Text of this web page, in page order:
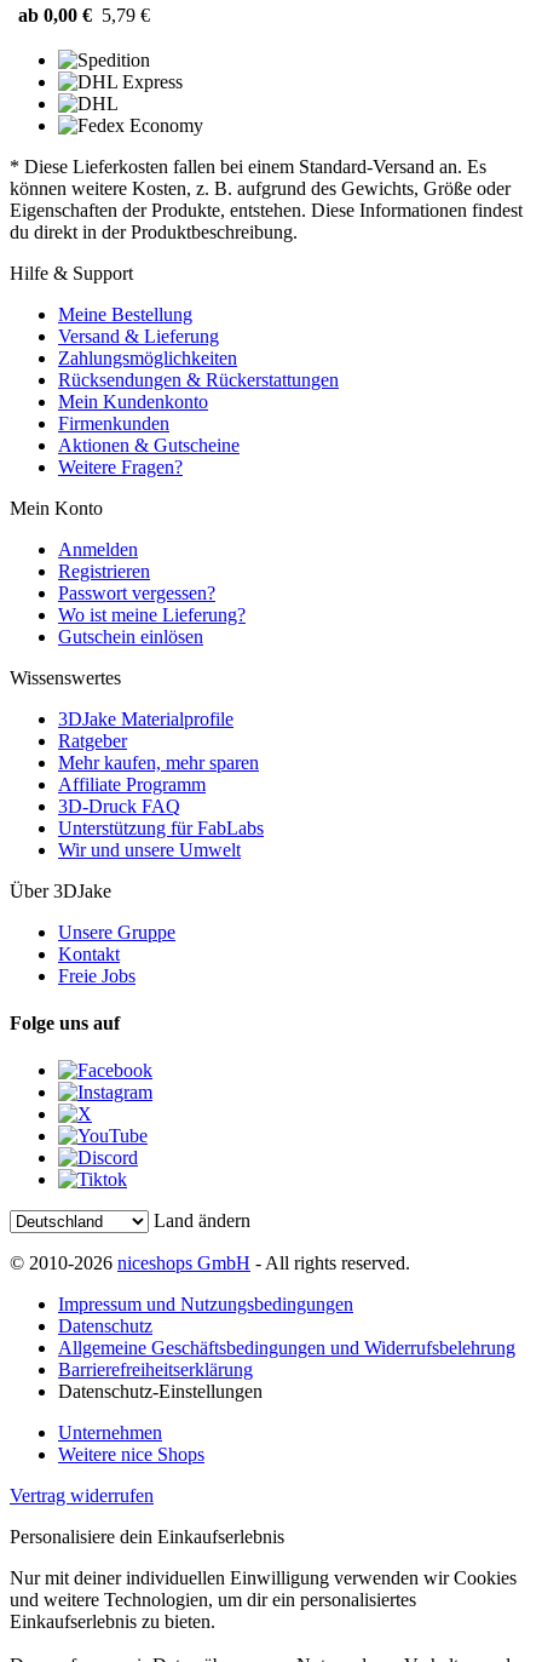
ab 0,00 € 5,79 €
* Diese Lieferkosten fallen bei einem Standard-Versand an. Es
können weitere Kosten, z. B. aufgrund des Gewichts, Größe oder
Eigenschaften der Produkte, entstehen. Diese Informationen findest
du direkt in der Produktbeschreibung.
Hilfe & Support
Meine Bestellung
Versand & Lieferung
Zahlungsmöglichkeiten
Rücksendungen & Rückerstattungen
Mein Kundenkonto
Firmenkunden
Aktionen & Gutscheine
Weitere Fragen?
Mein Konto
Anmelden
Registrieren
Passwort vergessen?
Wo ist meine Lieferung?
Gutschein einlösen
Wissenswertes
3DJake Materialprofile
Ratgeber
Mehr kaufen, mehr sparen
Affiliate Programm
3D-Druck FAQ
Unterstützung für FabLabs
Wir und unsere Umwelt
Über 3DJake
Unsere Gruppe
Kontakt
Freie Jobs
Folge uns auf
Land ändern
© 2010-2026 niceshops GmbH - All rights reserved.
Impressum und Nutzungsbedingungen
Datenschutz
Allgemeine Geschäftsbedingungen und Widerrufsbelehrung
Barrierefreiheitserklärung
Datenschutz-Einstellungen
Unternehmen
Weitere nice Shops
Vertrag widerrufen
Personalisiere dein Einkaufserlebnis
Nur mit deiner individuellen Einwilligung verwenden wir Cookies
und weitere Technologien, um dir ein personalisiertes
Einkaufserlebnis zu bieten.